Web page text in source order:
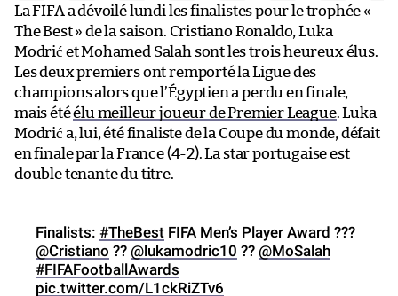
La FIFA a dévoilé lundi les finalistes pour le trophée «
The Best » de la saison. Cristiano Ronaldo, Luka
Modrić et Mohamed Salah sont les trois heureux élus.
Les deux premiers ont remporté la Ligue des
champions alors que l’Égyptien a perdu en finale,
mais étéélu meilleur joueur de Premier League. Luka
Modrić a, lui, été finaliste de la Coupe du monde, défait
en finale par la France (4-2). La star portugaise est
double tenante du titre.
Finalists: #TheBest FIFA Men’s Player Award ???
@Cristiano ?? @lukamodric10 ?? @MoSalah
#FIFAFootballAwards
pic.twitter.com/L1ckRiZTv6